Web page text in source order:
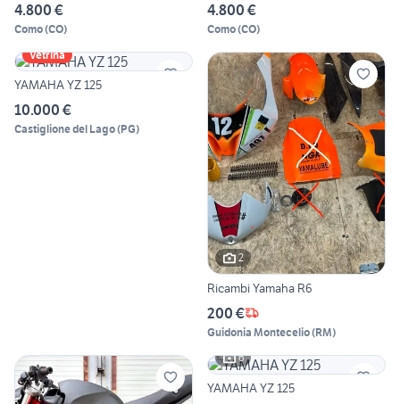
4.800 €
Como(CO)
4.800 €
Como(CO)
Vetrina
YAMAHA YZ 125
10.000 €
Castiglione del Lago(PG)
2
Ricambi Yamaha R6
200 €
Guidonia Montecelio(RM)
6
YAMAHA YZ 125